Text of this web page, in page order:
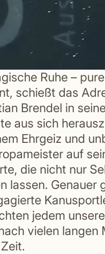
Ruhe –
schießt das
Brendel in
aus sich
Ehrgeiz und
auf
die nicht nur
lassen. Genauer
jedem
vielen langen